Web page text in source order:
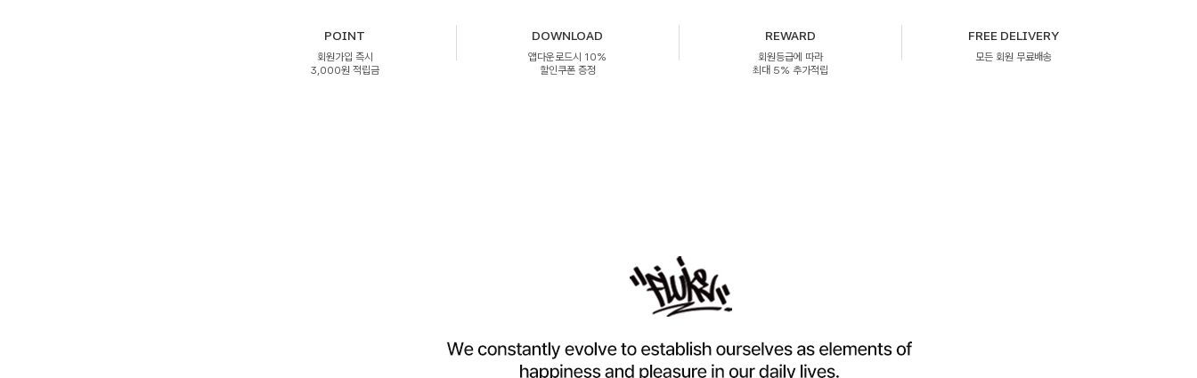
POINT
회원가입 즉시
3,000원 적립금
DOWNLOAD
앱다운로드시 10%
할인쿠폰 증정
REWARD
회원등급에 따라
최대 5% 추가적립
FREE DELIVERY
모든 회원 무료배송